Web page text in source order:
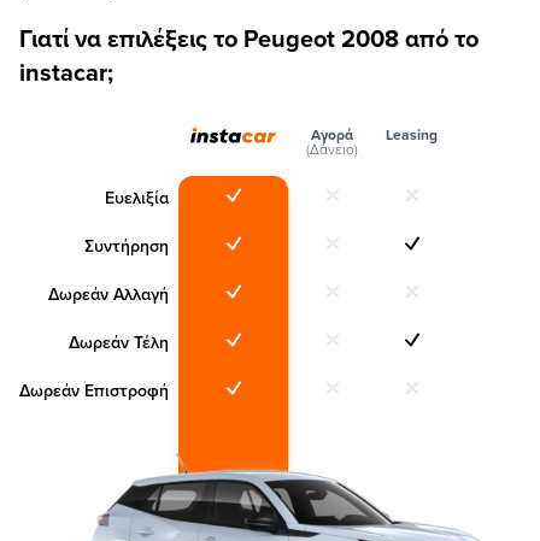
Γιατί να επιλέξεις το Peugeot 2008 από το
instacar;
Ευελιξία
Συντήρηση
Δωρεάν Αλλαγή
Δωρεάν Τέλη
Δωρεάν Επιστροφή
Αγορά
(Δάνειο)
Leasing